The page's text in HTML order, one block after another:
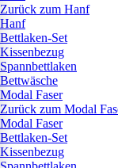
Zurück zum Hanf
Hanf
Bettlaken-Set
Kissenbezug
Spannbettlaken
Bettwäsche
Modal Faser
Zurück zum Modal
Modal Faser
Bettlaken-Set
Kissenbezug